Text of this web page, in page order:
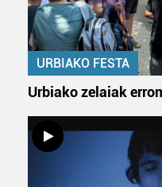
URBIAKO FESTA
Urbiako zelaiak